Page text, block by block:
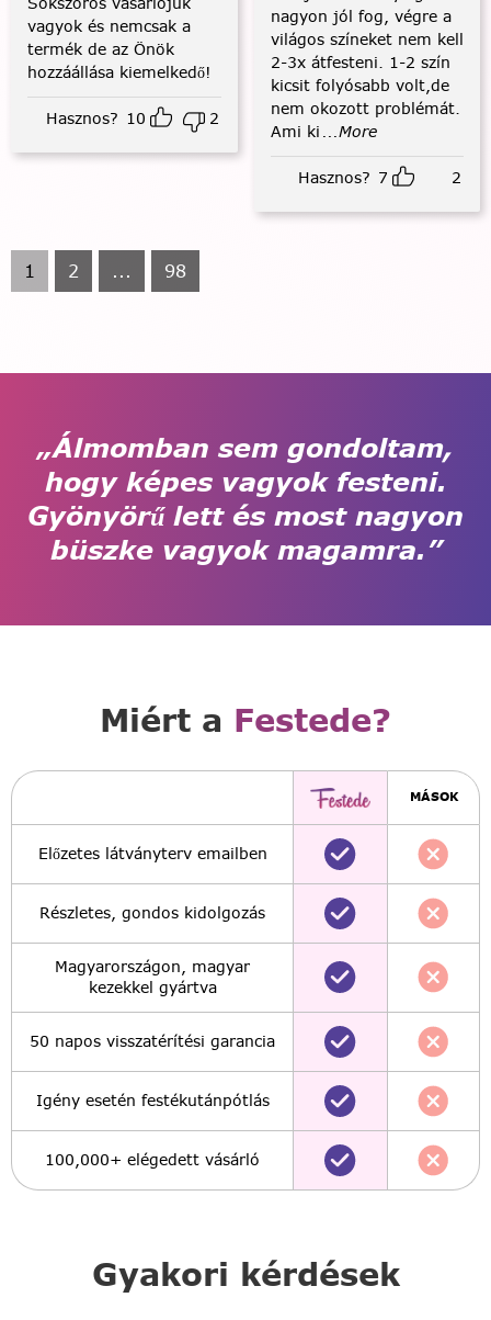
vagyok és nemcsak a
termék de az Önök
hozzáállása kiemelkedő!
Hasznos? 10 2
nagyon jól fog, végre a
világos színeket nem kell
2-3x átfesteni. 1-2 szín
kicsit folyósabb volt,de
nem okozott problémát.
Ami ki ...More
Hasznos? 7 2
1 2 ... 98
„Álmomban sem gondoltam,
hogy képes vagyok festeni.
Gyönyörű lett és most nagyon
büszke vagyok magamra.”
Gyakori kérdések
Miért a Festede?
MÁSOK
Előzetes látványterv emailben
Részletes, gondos kidolgozás
Magyarországon, magyar
kezekkel gyártva
50 napos visszatérítési garancia
Igény esetén festékutánpótlás
100,000+ elégedett vásárló